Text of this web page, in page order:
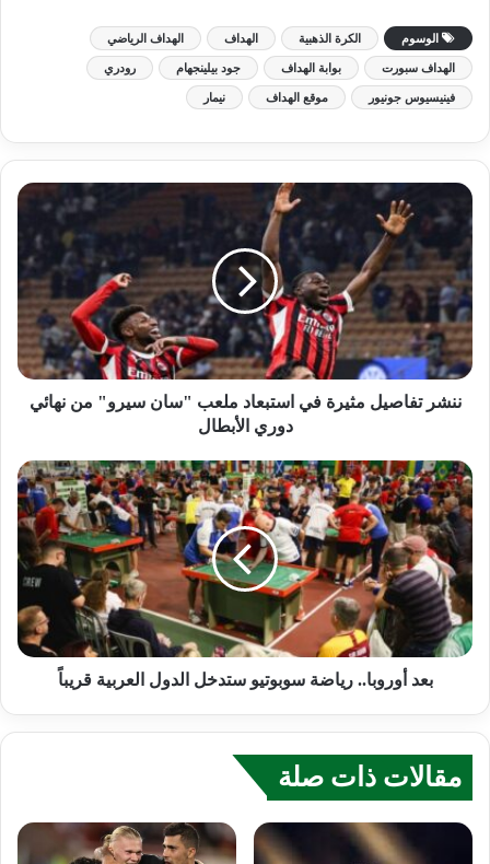
الوسوم الكرة الذهبية الهداف الهداف الرياضي
الهداف سبورت بوابة الهداف جود بيلينجهام رودري
فينيسيوس جونيور موقع الهداف نيمار
ننشر تفاصيل مثيرة في استبعاد ملعب "سان سيرو" من نهائي
دوري الأبطال
بعد أوروبا.. رياضة سوبوتيو ستدخل الدول العربية قريباً
مقالات ذات صلة